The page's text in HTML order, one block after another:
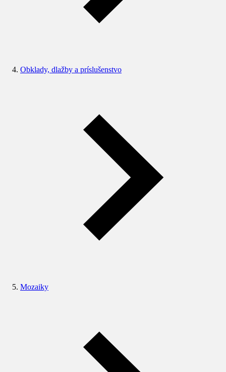
Obklady, dlažby a príslušenstvo
Mozaiky